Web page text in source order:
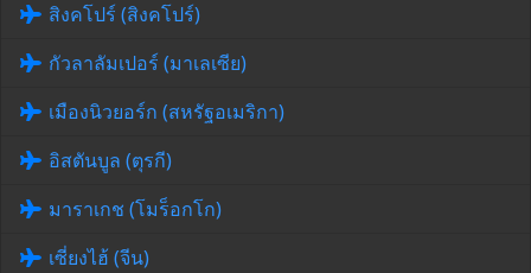
สิงคโปร์ (สิงคโปร์)
กัวลาลัมเปอร์ (มาเลเซีย)
เมืองนิวยอร์ก (สหรัฐอเมริกา)
อิสตันบูล (ตุรกี)
มาราเกช (โมร็อกโก)
เซี่ยงไฮ้ (จีน)